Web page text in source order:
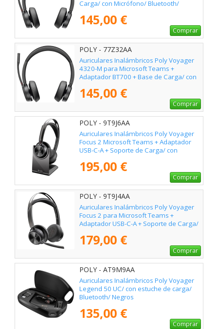
Carga/ con Micrófono/ Bluetooth/
145,00 €
Comprar
POLY - 77Z32AA
Auriculares Inalámbricos Poly Voyager
4320-M para Microsoft Teams +
Adaptador BT700 + Base de Carga/ con
145,00 €
Comprar
POLY - 9T9J6AA
Auriculares Inalámbricos Poly Voyager
Focus 2 Microsoft Teams + Adaptador
USB-C-A + Soporte de Carga/ con
195,00 €
Comprar
POLY - 9T9J4AA
Auriculares Inalámbricos Poly Voyager
Focus 2 para Microsoft Teams +
Adaptador USB-C-A + Soporte de Carga/
179,00 €
Comprar
POLY - AT9M9AA
Auriculares Inalámbricos Poly Voyager
Legend 50 UC/ con estuche de carga/
Bluetooth/ Negros
135,00 €
Comprar